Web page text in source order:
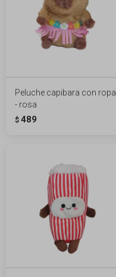
Peluche capibara con ropa
- rosa
$ 489